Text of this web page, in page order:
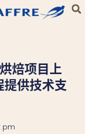
焙项目上
提供技术支
pm